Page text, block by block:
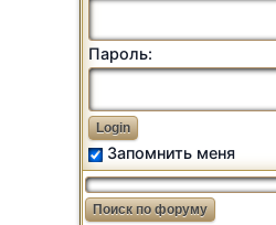
Пароль:
Запомнить меня